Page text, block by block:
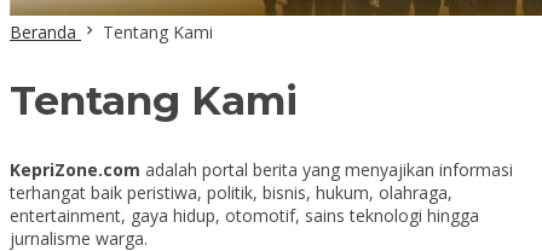
Beranda Tentang Kami
Tentang Kami
KepriZone.com adalah portal berita yang menyajikan informasi
terhangat baik peristiwa, politik, bisnis, hukum, olahraga,
entertainment, gaya hidup, otomotif, sains teknologi hingga
jurnalisme warga.